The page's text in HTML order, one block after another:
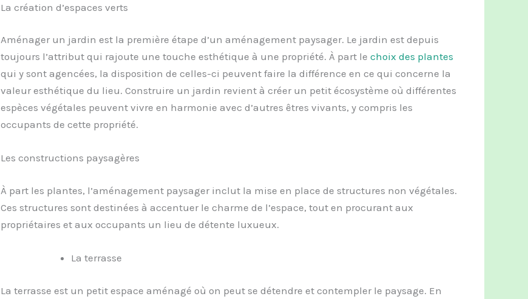
La création d’espaces verts
Aménager un jardin est la première étape d’un aménagement paysager. Le jardin est depuis
toujours l’attribut qui rajoute une touche esthétique à une propriété. À part le choix des plantes
qui y sont agencées, la disposition de celles-ci peuvent faire la différence en ce qui concerne la
valeur esthétique du lieu. Construire un jardin revient à créer un petit écosystème où différentes
espèces végétales peuvent vivre en harmonie avec d’autres êtres vivants, y compris les
occupants de cette propriété.
Les constructions paysagères
À part les plantes, l’aménagement paysager inclut la mise en place de structures non végétales.
Ces structures sont destinées à accentuer le charme de l’espace, tout en procurant aux
propriétaires et aux occupants un lieu de détente luxueux.
La terrasse
La terrasse est un petit espace aménagé où on peut se détendre et contempler le paysage. En